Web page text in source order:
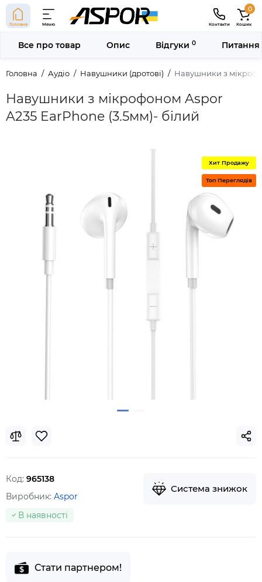
Головна Меню Контакти
0
Кошик
Головна Аудіо Навушники (дротові) Навушники з
Навушники з мікрофоном Aspor
A235 EarPhone (3.5мм)- білий
Все про товар Опис Відгуки 0 Питання
Хит Продажу
Топ Переглядів
Код: 965138
Виробник: Aspor
В наявності
Система знижок
Стати партнером!